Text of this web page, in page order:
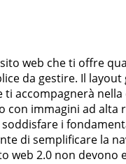
web che ti offre
da gestire. Il
accompagnerà
immagini ad alta
i
di semplificare la
web 2.0 non devono